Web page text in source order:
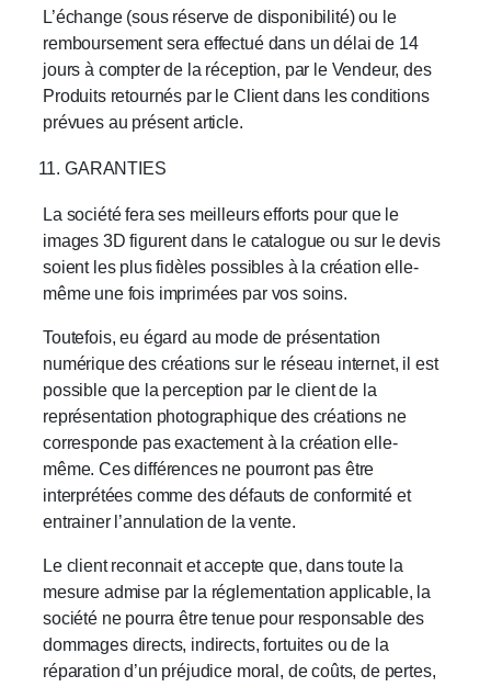
L’échange (sous réserve de disponibilité) ou le
remboursement sera effectué dans un délai de 14
jours à compter de la réception, par le Vendeur, des
Produits retournés par le Client dans les conditions
prévues au présent article.
GARANTIES
La société fera ses meilleurs efforts pour que le
images 3D figurent dans le catalogue ou sur le devis
soient les plus fidèles possibles à la création elle-
même une fois imprimées par vos soins.
Toutefois, eu égard au mode de présentation
numérique des créations sur le réseau internet, il est
possible que la perception par le client de la
représentation photographique des créations ne
corresponde pas exactement à la création elle-
même. Ces différences ne pourront pas être
interprétées comme des défauts de conformité et
entrainer l’annulation de la vente.
Le client reconnait et accepte que, dans toute la
mesure admise par la réglementation applicable, la
société ne pourra être tenue pour responsable des
dommages directs, indirects, fortuites ou de la
réparation d’un préjudice moral, de coûts, de pertes,